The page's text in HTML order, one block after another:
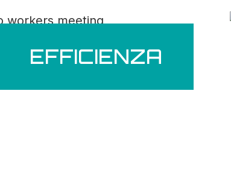
EFFICIENZA